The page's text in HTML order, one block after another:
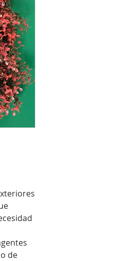
de